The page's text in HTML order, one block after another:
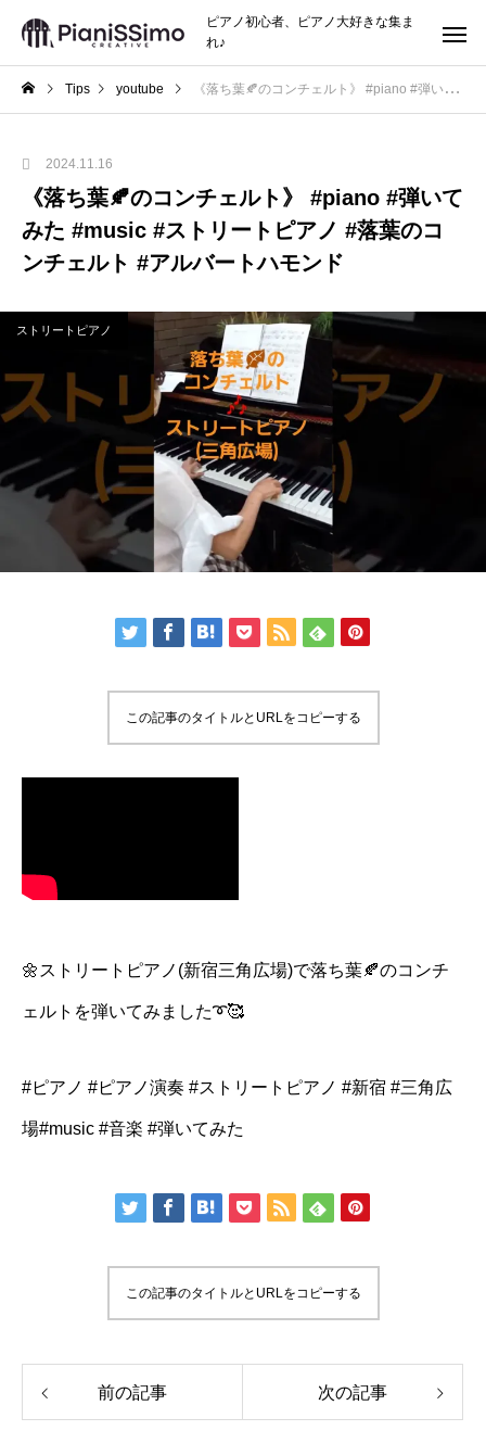
ピアノ初心者、ピアノ大好きな集ま
れ♪
Tips youtube 《落ち葉🍂のコンチェルト》 #piano #弾いてみた #music #ストリートピアノ #落葉のコンチェルト #アルバートハモンド
2024.11.16
《落ち葉🍂のコンチェルト》 #piano #弾いて
みた #music #ストリートピアノ #落葉のコ
ンチェルト #アルバートハモンド
ストリートピアノ
この記事のタイトルとURLをコピーする
🌼ストリートピアノ(新宿三角広場)で落ち葉🍂のコンチ
ェルトを弾いてみました➰🥰
#ピアノ #ピアノ演奏 #ストリートピアノ #新宿 #三角広
場#music #音楽 #弾いてみた
この記事のタイトルとURLをコピーする
前の記事 次の記事